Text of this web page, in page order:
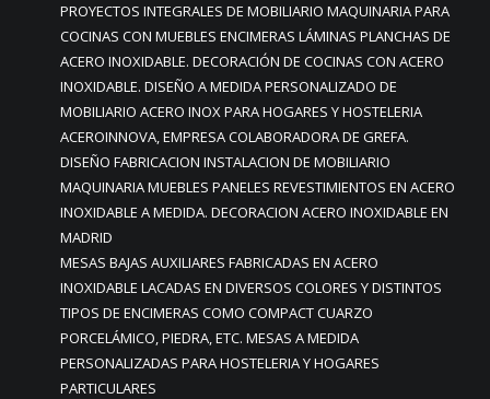
PROYECTOS INTEGRALES DE MOBILIARIO MAQUINARIA PARA
COCINAS CON MUEBLES ENCIMERAS LÁMINAS PLANCHAS DE
ACERO INOXIDABLE. DECORACIÓN DE COCINAS CON ACERO
INOXIDABLE. DISEÑO A MEDIDA PERSONALIZADO DE
MOBILIARIO ACERO INOX PARA HOGARES Y HOSTELERIA
ACEROINNOVA, EMPRESA COLABORADORA DE GREFA.
DISEÑO FABRICACION INSTALACION DE MOBILIARIO
MAQUINARIA MUEBLES PANELES REVESTIMIENTOS EN ACERO
INOXIDABLE A MEDIDA. DECORACION ACERO INOXIDABLE EN
MADRID
MESAS BAJAS AUXILIARES FABRICADAS EN ACERO
INOXIDABLE LACADAS EN DIVERSOS COLORES Y DISTINTOS
TIPOS DE ENCIMERAS COMO COMPACT CUARZO
PORCELÁMICO, PIEDRA, ETC. MESAS A MEDIDA
PERSONALIZADAS PARA HOSTELERIA Y HOGARES
PARTICULARES